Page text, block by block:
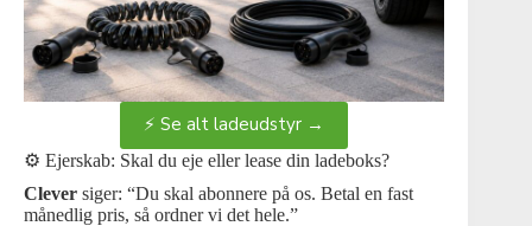
⚡ Se alt ladeudstyr →
⚙️ Ejerskab: Skal du eje eller lease din ladeboks?
Clever siger: “Du skal abonnere på os. Betal en fast
månedlig pris, så ordner vi det hele.”